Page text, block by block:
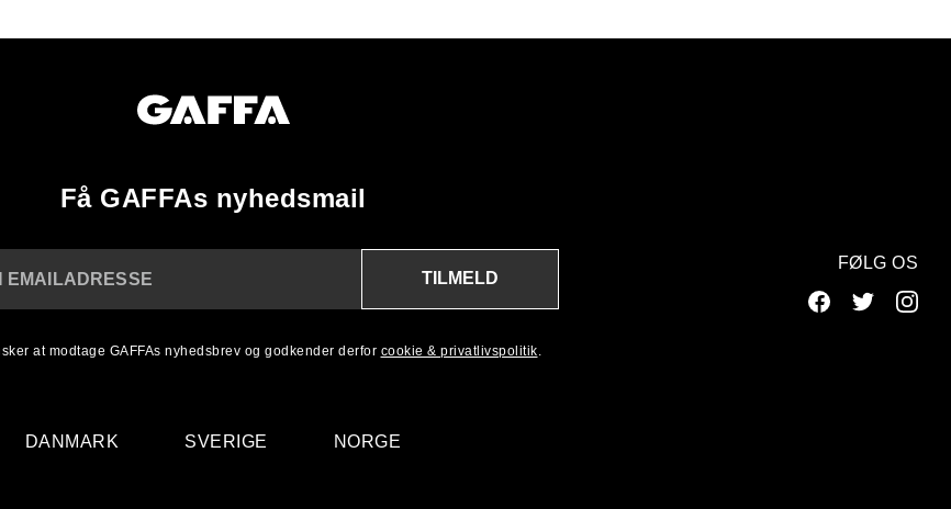
Få GAFFAs nyhedsmail
EMAILADRESSE TILMELD
at modtage GAFFAs nyhedsbrev og godkender derfor cookie & privatlivspolitik
FØLG OS
DANMARK SVERIGE NORGE